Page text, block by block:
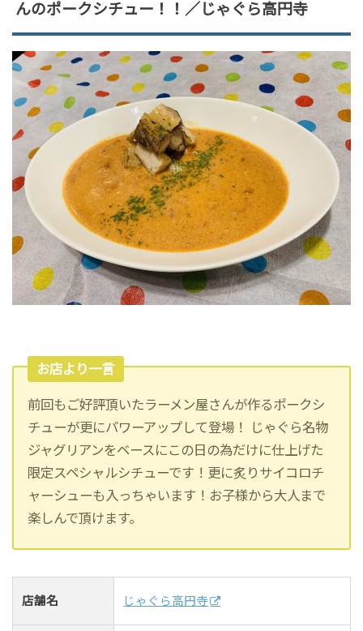
んのポークシチュー！！／じゃぐら高円寺
お店より一言
前回もご好評頂いたラーメン屋さんが作るポークシ
チューが更にパワーアップして登場！ じゃぐら名物
ジャグリアンをベースにこの日の為だけに仕上げた
限定スペシャルシチューです！更に炙りサイコロチ
ャーシューも入っちゃいます！お子様から大人まで
楽しんで頂けます。
店舗名 じゃぐら高円寺